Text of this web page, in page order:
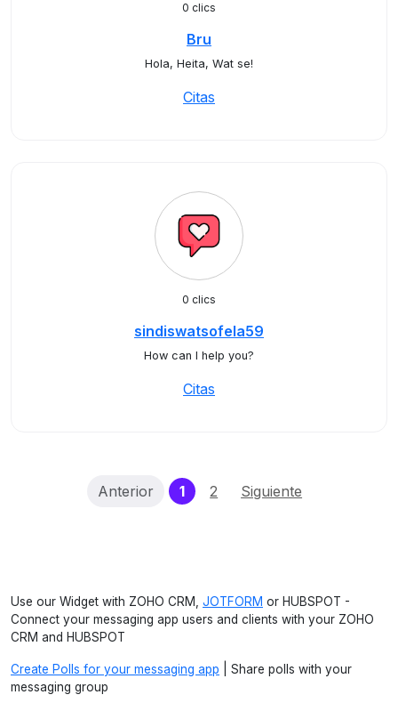
0 clics
Bru
Hola, Heita, Wat se!
Citas
0 clics
sindiswatsofela59
How can I help you?
Citas
Anterior 1(current)
2 Siguiente
Use our Widget with ZOHO CRM, JOTFORM or HUBSPOT -
Connect your messaging app users and clients with your ZOHO
CRM and HUBSPOT
Create Polls for your messaging app | Share polls with your
messaging group